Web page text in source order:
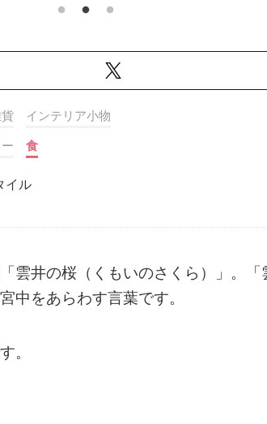
インテリア小物
食
イル
雲井の桜（くもいのさくら）」。「
中をあらわす言葉です。
。